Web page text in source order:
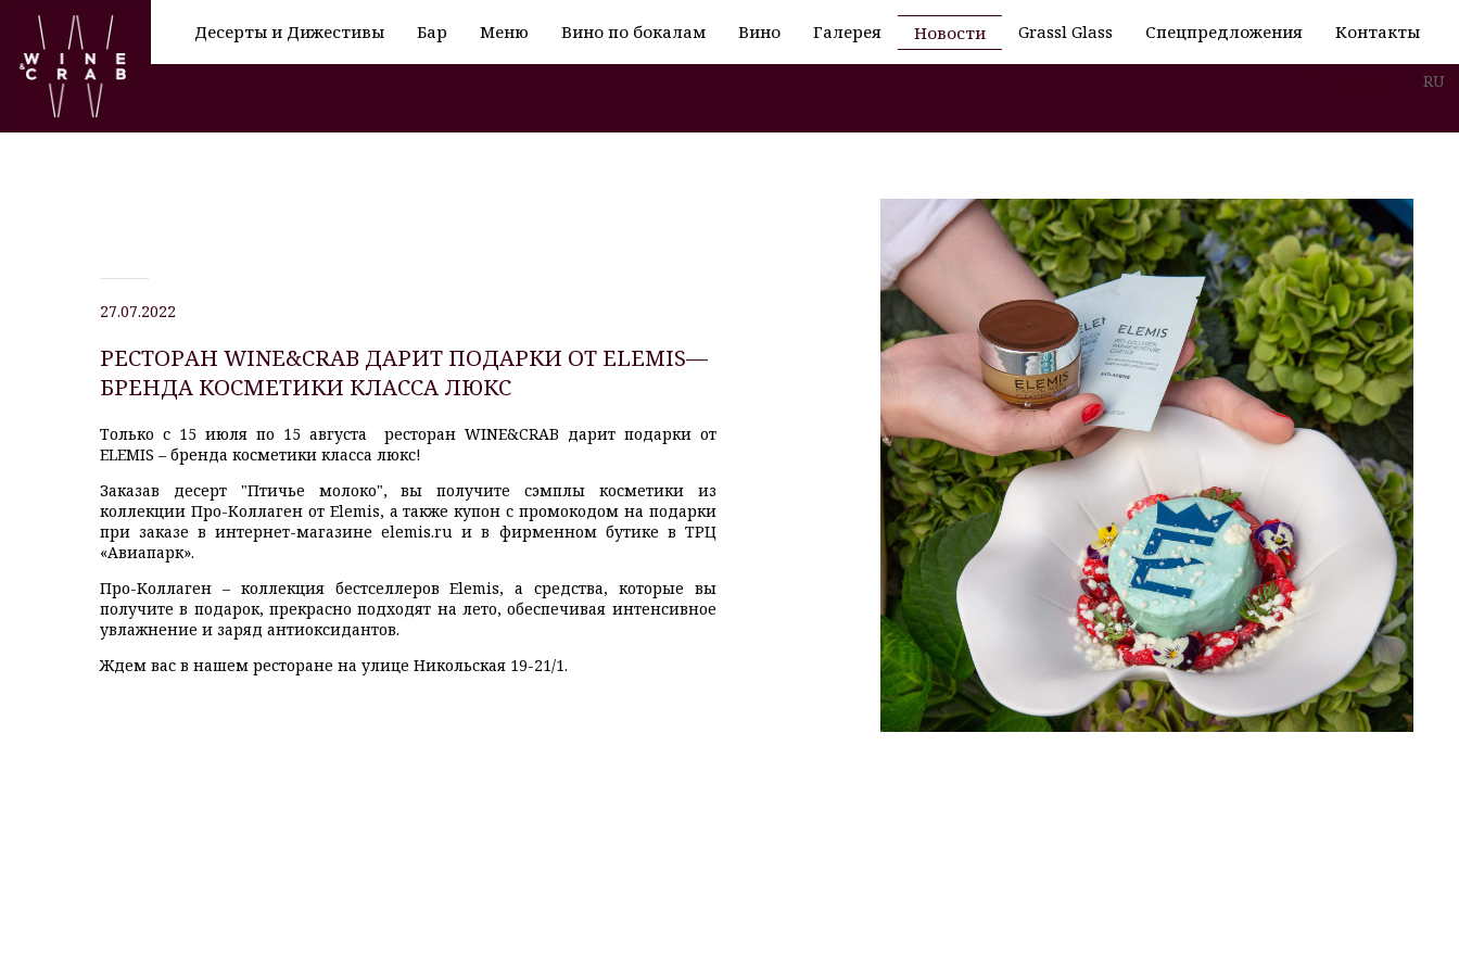
Десерты и Дижестивы Бар Меню Вино по бокалам Вино Галерея Новости Grassl Glass Спецпредложения Контакты
RU
27.07.2022
РЕСТОРАН WINE&CRAB ДАРИТ ПОДАРКИ ОТ ELEMIS—
БРЕНДА КОСМЕТИКИ КЛАССА ЛЮКС
Только с 15 июля по 15 августа
ресторан WINE&CRAB дарит подарки от
ELEMIS – бренда косметики класса люкс!
Заказав десерт "Птичье молоко", вы получите сэмплы косметики из
коллекции Про-Коллаген от Elemis, а также купон с промокодом на подарки
при заказе в интернет-магазинеelemis.ru и в фирменном бутике в ТРЦ
«Авиапарк».
Про-Коллаген – коллекция бестселлеров Elemis, а средства, которые вы
получите в подарок, прекрасно подходят на лето, обеспечивая интенсивное
увлажнение и заряд антиоксидантов.
Ждем вас в нашем ресторане на улице Никольская 19-21/1.